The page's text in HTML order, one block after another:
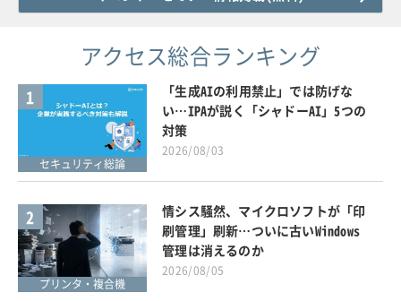
アクセス総合ランキング
1
セキュリティ総論
「生成AIの利用禁止」では防げな
い…IPAが説く「シャドーAI」5つの
対策
2026/08/03
2
プリンタ・複合機
情シス騒然、マイクロソフトが「印
刷管理」刷新…ついに古いWindows
管理は消えるのか
2026/08/05